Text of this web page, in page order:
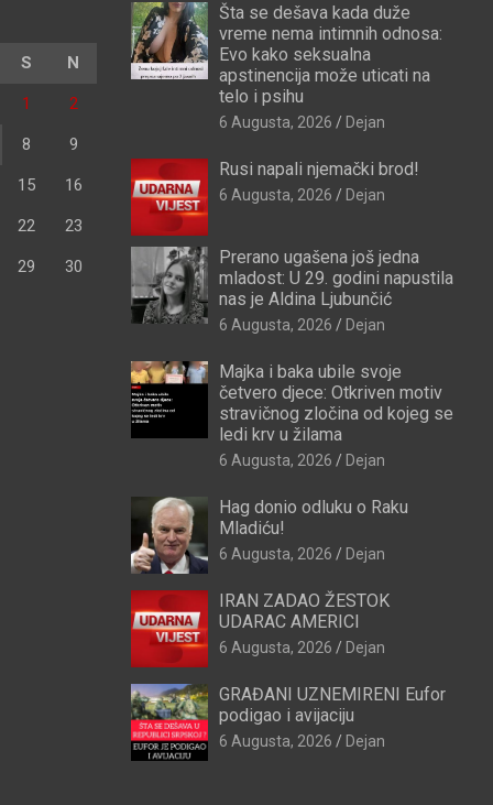
S N
1 2
8 9
15 16
22 23
29 30
Šta se dešava kada duže
vreme nema intimnih odnosa:
Evo kako seksualna
apstinencija može uticati na
telo i psihu
6 Augusta, 2026 Dejan
Rusi napali njemački brod!
6 Augusta, 2026 Dejan
Prerano ugašena još jedna
mladost: U 29. godini napustila
nas je Aldina Ljubunčić
6 Augusta, 2026 Dejan
Majka i baka ubile svoje
četvero djece: Otkriven motiv
stravičnog zločina od kojeg se
ledi krv u žilama
6 Augusta, 2026 Dejan
Hag donio odluku o Raku
Mladiću!
6 Augusta, 2026 Dejan
IRAN ZADAO ŽESTOK
UDARAC AMERICI
6 Augusta, 2026 Dejan
GRAĐANI UZNEMIRENI Eufor
podigao i avijaciju
6 Augusta, 2026 Dejan